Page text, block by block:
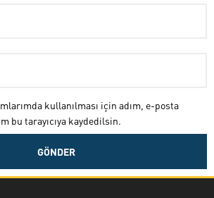
kullanılması için adım, e-posta
bu tarayıcıya kaydedilsin.